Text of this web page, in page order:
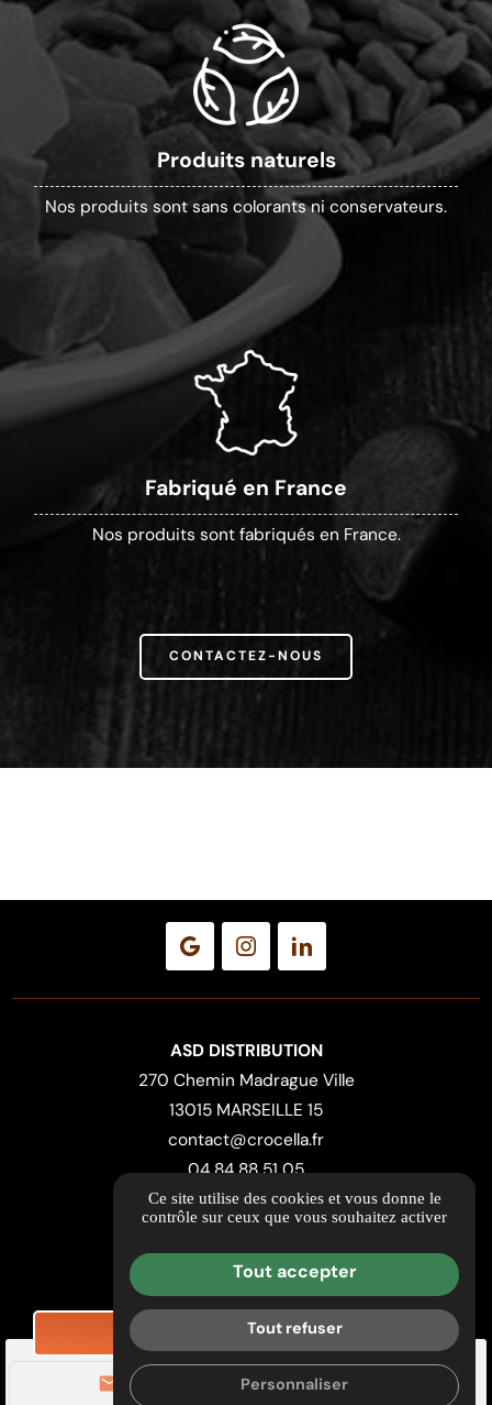
Produits naturels
Nos produits sont sans colorants ni conservateurs.
Fabriqué en France
Nos produits sont fabriqués en France.
CONTACTEZ-NOUS
mail call
DEMANDE DE TARIF
ASD DISTRIBUTION
270 Chemin Madrague Ville
13015 MARSEILLE 15
contact@crocella.fr
04 84 88 51 05
ITINÉRAIRE
Guide local
Informations complémentaires
Mentions légales
Gestion des cookies
Ce site utilise des cookies et vous donne le
contrôle sur ceux que vous souhaitez activer
Tout accepter
Tout refuser
Personnaliser